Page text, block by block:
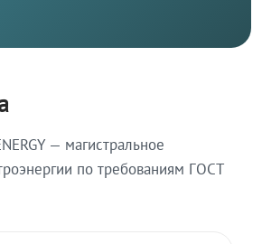
— магистральное
по требованиям ГОСТ